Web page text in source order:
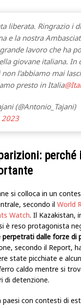
liberata. Ringrazio i
e la nostra
lavoro che ha
giovane italiana. In
l'abbiamo mai
presto in Italia
(@Antonio_Tajani)
2023
perché
si colloca in un
secondo il World
Watch. Il Kazakistan,
è reso protagonista
dalle forze di
secondo il Report,
state picchiate e
caldo mentre si
di detenzione.
paesi con contesti di